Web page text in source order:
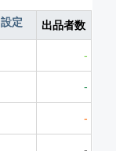
設定 出品者数
-
-
-